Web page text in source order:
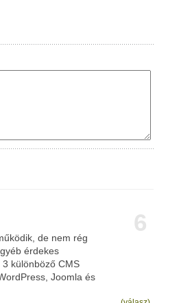
6
de nem rég
érdekes
különböző CMS
Joomla és